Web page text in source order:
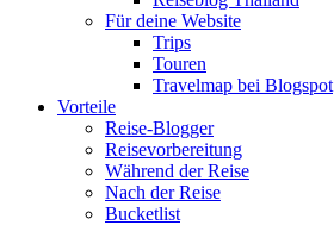
Für deine Website
Trips
Touren
Travelmap bei Blogspot
Vorteile
Reise-Blogger
Reisevorbereitung
Während der Reise
Nach der Reise
Bucketlist